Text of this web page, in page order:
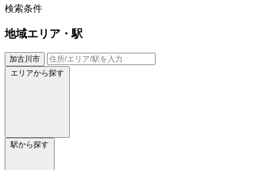
検索条件
地域エリア・駅
加古川市
エリアから探す
駅から探す